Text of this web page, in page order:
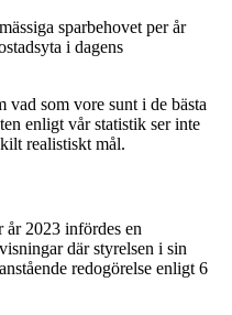
sparbehovet per år
i dagens
som vore sunt i de bästa
enligt vår statistik ser inte
realistiskt mål.
år 2023 infördes en
där styrelsen i sin
redogörelse enligt 6